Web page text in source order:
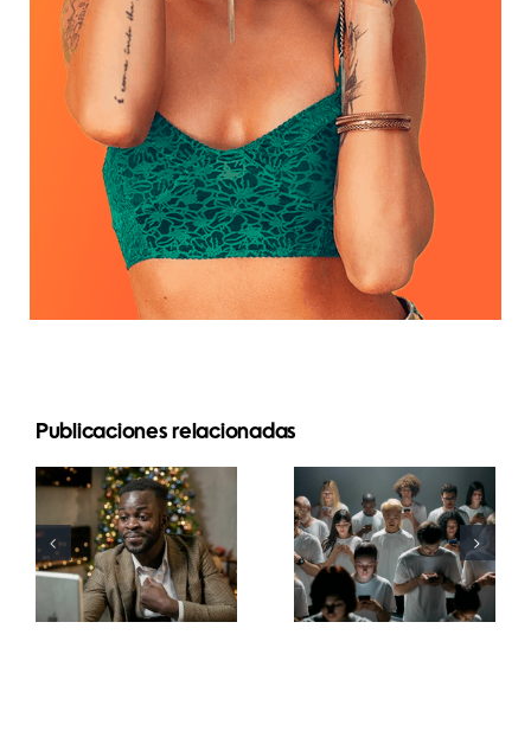
Publicaciones relacionadas
Cómo
ocultar
seguidores
en LinkedIn
para
preservar la
Consejos
para crear
anuncios
atractivos
en
Facebook